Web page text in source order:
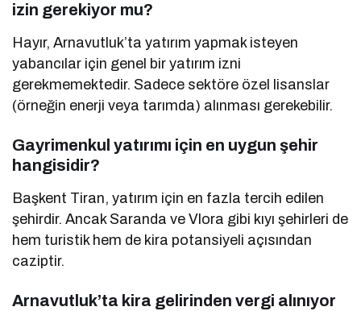
izin gerekiyor mu?
Hayır, Arnavutluk’ta yatırım yapmak isteyen
yabancılar için genel bir yatırım izni
gerekmemektedir. Sadece sektöre özel lisanslar
(örneğin enerji veya tarımda) alınması gerekebilir.
Gayrimenkul yatırımı için en uygun şehir
hangisidir?
Başkent Tiran, yatırım için en fazla tercih edilen
şehirdir. Ancak Saranda ve Vlora gibi kıyı şehirleri de
hem turistik hem de kira potansiyeli açısından
caziptir.
Arnavutluk’ta kira gelirinden vergi alınıyor